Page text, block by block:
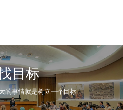
目标
的事情就是树立一个目标